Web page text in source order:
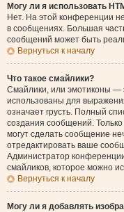
Могу ли я использовать
Нет. На этой конференции
в сообщениях. Большая
сообщений может быть
Вернуться к началу
Что такое смайлики?
Смайлики, или эмотиконы —
использованы для
означает грусть. Полный
создания сообщений. Только
могут сделать сообщение
отредактировать ваше
Администратор
смайликов, которое можно
Вернуться к началу
Могу ли я добавлять